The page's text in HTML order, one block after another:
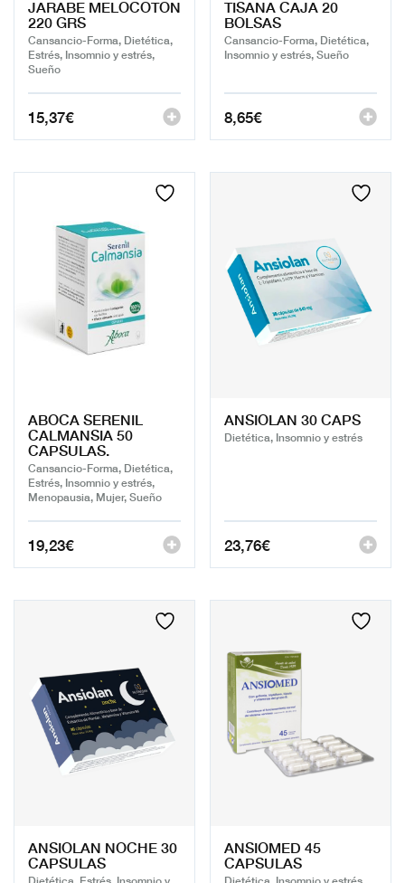
JARABE MELOCOTON
220 GRS
Cansancio-Forma, Dietética,
Estrés, Insomnio y estrés,
Sueño
15,37€
TISANA CAJA 20
BOLSAS
Cansancio-Forma, Dietética,
Insomnio y estrés, Sueño
8,65€
ABOCA SERENIL
CALMANSIA 50
CAPSULAS.
Cansancio-Forma, Dietética,
Estrés, Insomnio y estrés,
Menopausia, Mujer, Sueño
19,23€
ANSIOLAN 30 CAPS
Dietética, Insomnio y estrés
23,76€
ANSIOLAN NOCHE 30
CAPSULAS
Dietética, Estrés, Insomnio y
ANSIOMED 45
CAPSULAS
Dietética, Insomnio y estrés,